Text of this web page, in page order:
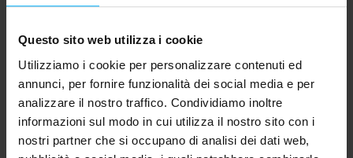
Questo sito web utilizza i cookie
Utilizziamo i cookie per personalizzare contenuti ed
annunci, per fornire funzionalità dei social media e per
analizzare il nostro traffico. Condividiamo inoltre
informazioni sul modo in cui utilizza il nostro sito con i
nostri partner che si occupano di analisi dei dati web,
Assemblea Ordinaria e Straordinaria
degli Azionisti del 19 Aprile 2022